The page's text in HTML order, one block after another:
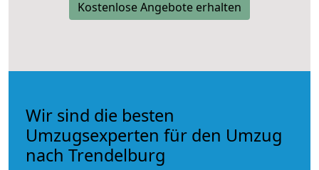
Kostenlose Angebote erhalten
Wir sind die besten
Umzugsexperten für den Umzug
nach Trendelburg